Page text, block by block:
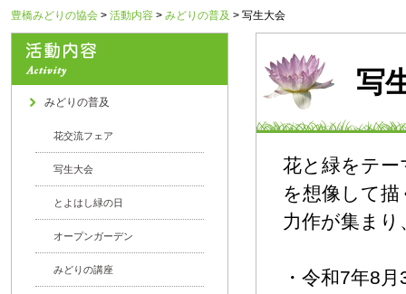
みどりの普及
みどりの支援
植物園等の管理
イベントのご案内
年間スケジュール
豊橋みどりの協会 > 活動内容 > みどりの普及 > 写生大会
みどりの普及
花交流フェア
写生大会
とよはし緑の日
オープンガーデン
みどりの講座
写
花と緑をテー
を想像して
力作が集ま
・令和7年8